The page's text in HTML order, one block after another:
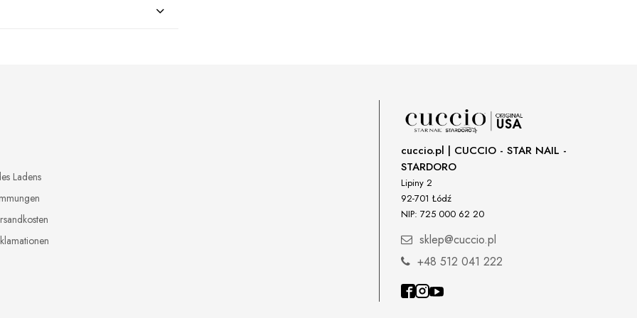
Ladens
cuccio.pl | CUCCIO - STAR NAIL -
STARDORO
Lipiny 2
92-701 Łódź
NIP: 725 000 62 20
sklep@cuccio.pl
+48 512 041 222